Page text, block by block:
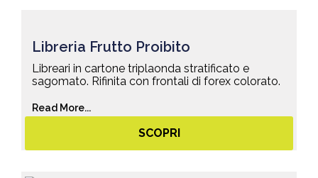
Libreria Frutto Proibito
Libreari in cartone triplaonda stratificato e
sagomato. Rifinita con frontali di forex colorato.
Read More...
SCOPRI